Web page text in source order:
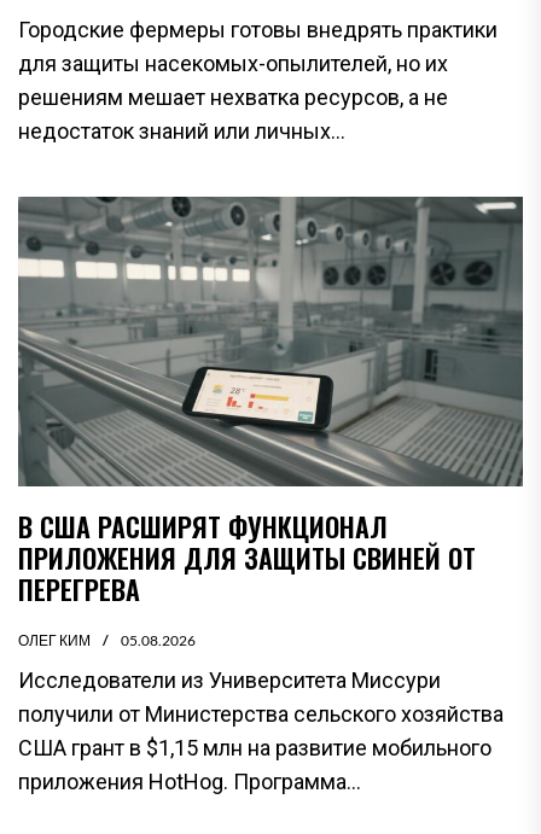
Городские фермеры готовы внедрять практики
для защиты насекомых-опылителей, но их
решениям мешает нехватка ресурсов, а не
недостаток знаний или личных...
В США РАСШИРЯТ ФУНКЦИОНАЛ
ПРИЛОЖЕНИЯ ДЛЯ ЗАЩИТЫ СВИНЕЙ ОТ
ПЕРЕГРЕВА
ОЛЕГ КИМ 05.08.2026
Исследователи из Университета Миссури
получили от Министерства сельского хозяйства
США грант в $1,15 млн на развитие мобильного
приложения HotHog. Программа...